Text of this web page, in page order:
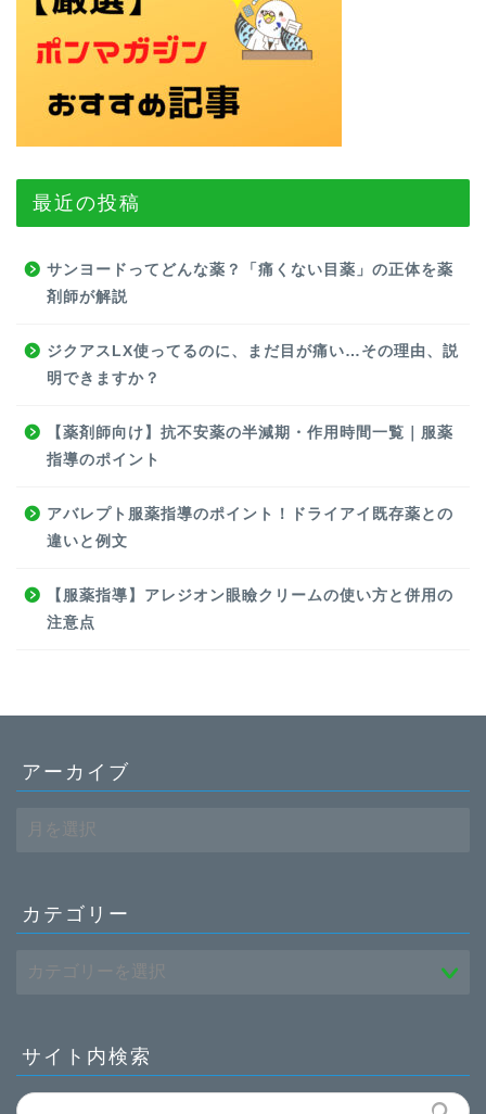
最近の投稿
サンヨードってどんな薬？「痛くない目薬」の正体を薬
剤師が解説
ジクアスLX使ってるのに、まだ目が痛い…その理由、説
明できますか？
【薬剤師向け】抗不安薬の半減期・作用時間一覧｜服薬
指導のポイント
アバレプト服薬指導のポイント！ドライアイ既存薬との
違いと例文
【服薬指導】アレジオン眼瞼クリームの使い方と併用の
注意点
アーカイブ
ー
ブ
カテゴリー
サイト内検索
働き方